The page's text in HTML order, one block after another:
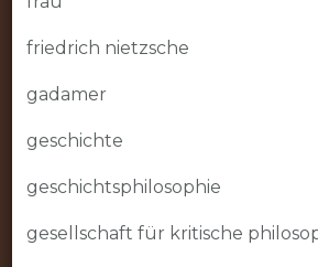
friedrich nietzsche
gadamer
geschichte
geschichtsphilosophie
gesellschaft für kritische